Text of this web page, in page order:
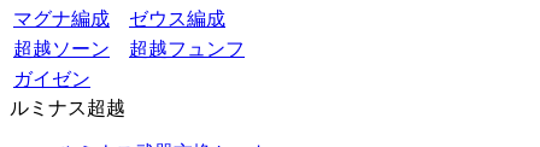
マグナ編成
ゼウス編成
超越ソーン
超越フュンフ
ガイゼン
ルミナス超越